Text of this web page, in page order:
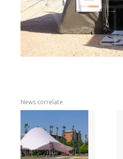
News correlate